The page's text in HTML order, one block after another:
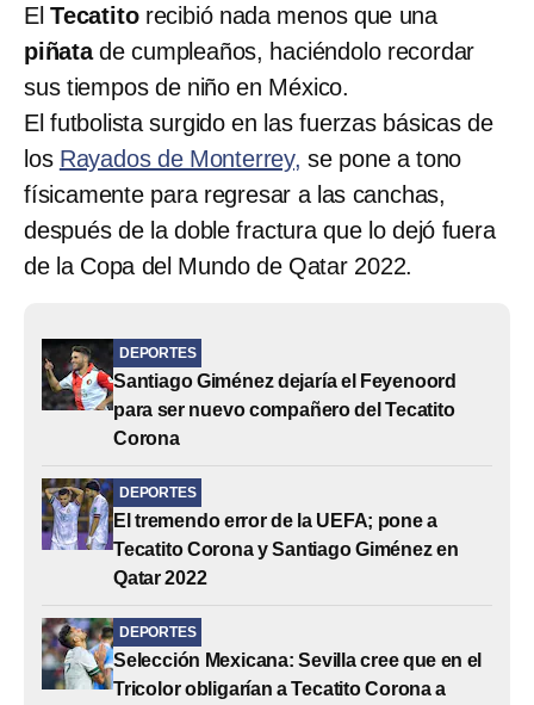
El Tecatitorecibió nada menos que una
piñatade cumpleaños, haciéndolo recordar
sus tiempos de niño en México.
El futbolista surgido en las fuerzas básicas de
los Rayados de Monterrey, se pone a tono
físicamente para regresar a las canchas,
después de la doble fractura que lo dejó fuera
de la Copa del Mundo de Qatar 2022.
DEPORTES
Santiago Giménez dejaría el Feyenoord
para ser nuevo compañero del Tecatito
Corona
DEPORTES
El tremendo error de la UEFA; pone a
Tecatito Corona y Santiago Giménez en
Qatar 2022
DEPORTES
Selección Mexicana: Sevilla cree que en el
Tricolor obligarían a Tecatito Corona a